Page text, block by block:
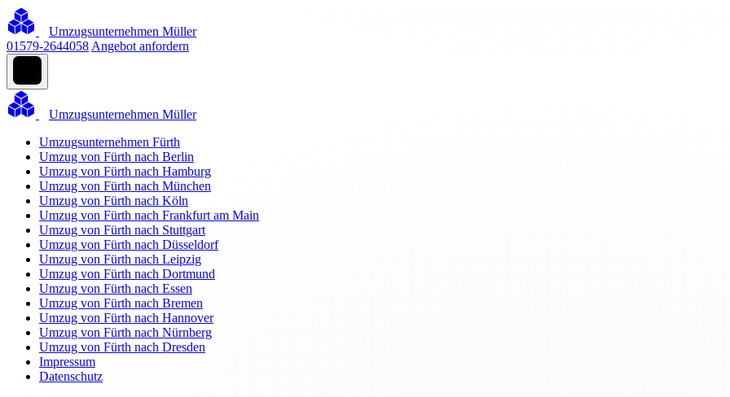
Umzugsunternehmen Müller
01579-2644058 Angebot anfordern
Umzugsunternehmen Müller
Umzugsunternehmen Fürth
Umzug von Fürth nach Berlin
Umzug von Fürth nach Hamburg
Umzug von Fürth nach München
Umzug von Fürth nach Köln
Umzug von Fürth nach Frankfurt am Main
Umzug von Fürth nach Stuttgart
Umzug von Fürth nach Düsseldorf
Umzug von Fürth nach Leipzig
Umzug von Fürth nach Dortmund
Umzug von Fürth nach Essen
Umzug von Fürth nach Bremen
Umzug von Fürth nach Hannover
Umzug von Fürth nach Nürnberg
Umzug von Fürth nach Dresden
Impressum
Datenschutz